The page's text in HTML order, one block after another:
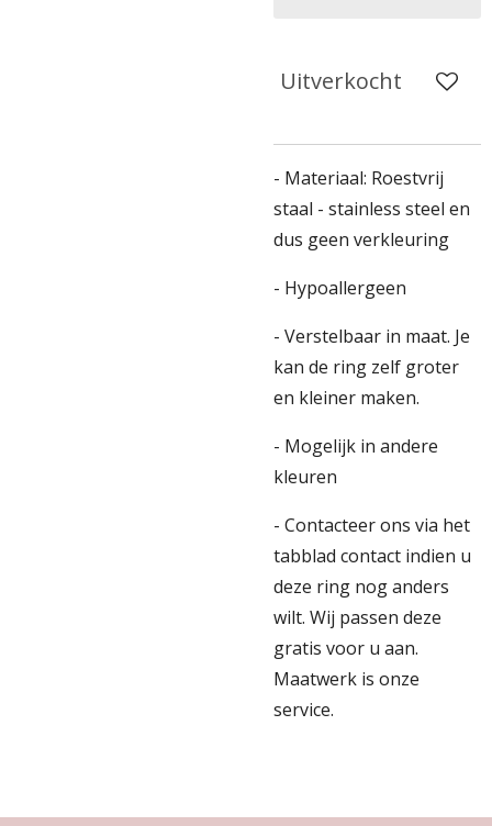
Uitverkocht
- Materiaal: Roestvrij
staal - stainless steel en
dus geen verkleuring
- Hypoallergeen
- Verstelbaar in maat. Je
kan de ring zelf groter
en kleiner maken.
- Mogelijk in andere
kleuren
- Contacteer ons via het
tabblad contact indien u
deze ring nog anders
wilt. Wij passen deze
gratis voor u aan.
Maatwerk is onze
service.